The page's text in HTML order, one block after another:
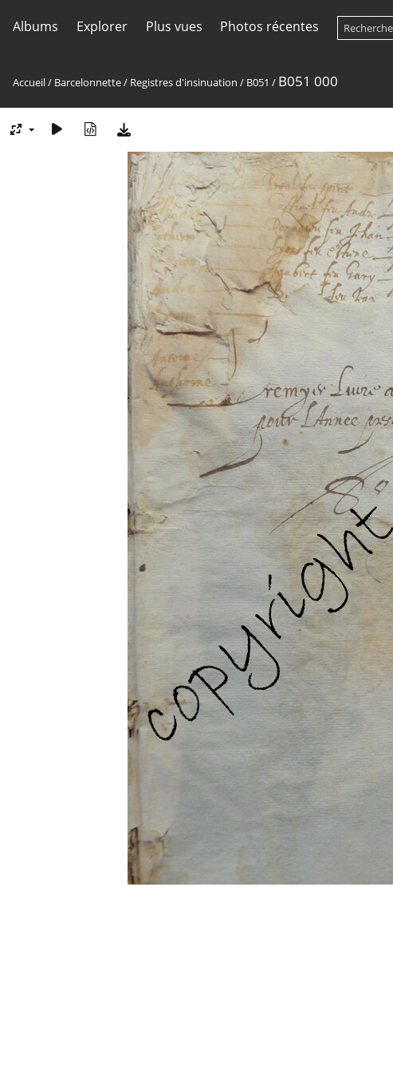
Albums Explorer Plus vues Photos récentes
Accueil/ Barcelonnette/ Registres d'insinuation / B051 / B051 000